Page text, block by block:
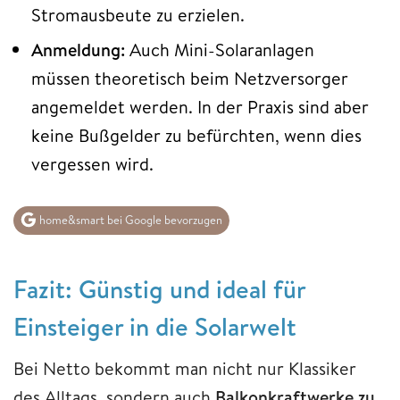
Stromausbeute zu erzielen.
Anmeldung: Auch Mini-Solaranlagen
müssen theoretisch beim Netzversorger
angemeldet werden. In der Praxis sind aber
keine Bußgelder zu befürchten, wenn dies
vergessen wird.
home&smart bei Google bevorzugen
Fazit: Günstig und ideal für
Einsteiger in die Solarwelt
Bei Netto bekommt man nicht nur Klassiker